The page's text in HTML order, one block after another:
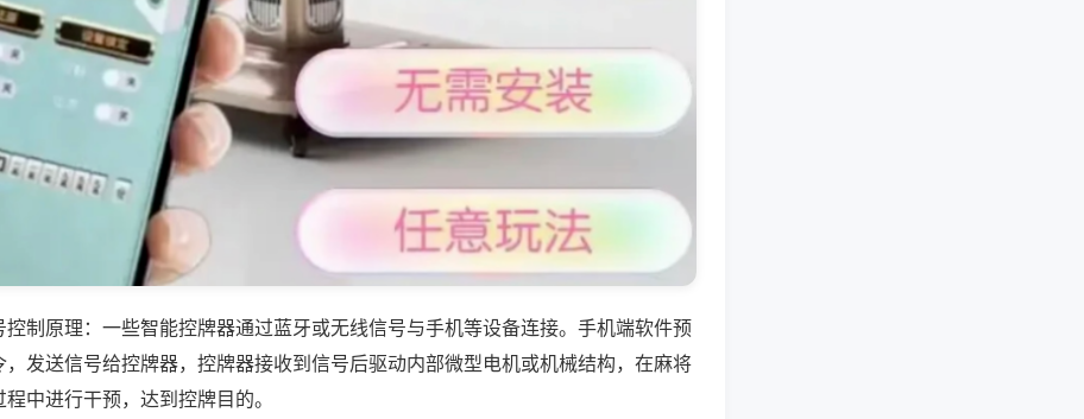
控制原理：一些智能控牌器通过蓝牙或无线信号与手机等设备连接。手机端软件预
，发送信号给控牌器，控牌器接收到信号后驱动内部微型电机或机械结构，在麻将
中进行干预，达到控牌目的。